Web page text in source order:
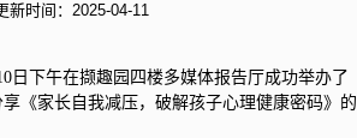
新时间：2025-04-11
日下午在撷趣园四楼多媒体报告厅成功举办了
《家长自我减压，破解孩子心理健康密码》的